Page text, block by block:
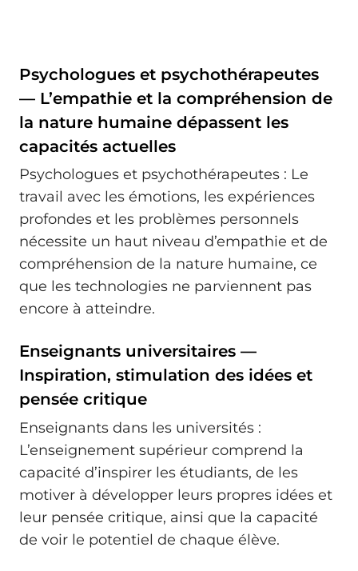
Psychologues et psychothérapeutes
— L’empathie et la compréhension de
la nature humaine dépassent les
capacités actuelles
Psychologues et psychothérapeutes : Le
travail avec les émotions, les expériences
profondes et les problèmes personnels
nécessite un haut niveau d’empathie et de
compréhension de la nature humaine, ce
que les technologies ne parviennent pas
encore à atteindre.
Enseignants universitaires —
Inspiration, stimulation des idées et
pensée critique
Enseignants dans les universités :
L’enseignement supérieur comprend la
capacité d’inspirer les étudiants, de les
motiver à développer leurs propres idées et
leur pensée critique, ainsi que la capacité
de voir le potentiel de chaque élève.